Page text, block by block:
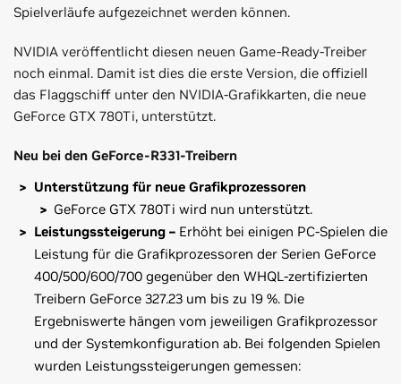
Spielverläufe aufgezeichnet werden können.
NVIDIA veröffentlicht diesen neuen Game-Ready-Treiber
noch einmal. Damit ist dies die erste Version, die offiziell
das Flaggschiff unter den NVIDIA-Grafikkarten, die neue
GeForce GTX 780Ti, unterstützt.
Neu bei den GeForce-R331-Treibern
Unterstützung für neue Grafikprozessoren
GeForce GTX 780Ti wird nun unterstützt.
Leistungssteigerung – Erhöht bei einigen PC-Spielen die
Leistung für die Grafikprozessoren der Serien GeForce
400/500/600/700 gegenüber den WHQL-zertifizierten
Treibern GeForce 327.23 um bis zu 19 %. Die
Ergebniswerte hängen vom jeweiligen Grafikprozessor
und der Systemkonfiguration ab. Bei folgenden Spielen
wurden Leistungssteigerungen gemessen: